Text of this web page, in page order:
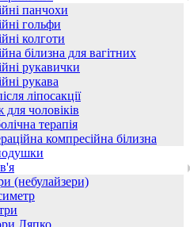
панчохи
гольфи
колготи
білизна для вагітних
рукавички
рукава
ліпосакції
чоловіків
терапія
компресійна білизна
(небулайзери)
Ляпко